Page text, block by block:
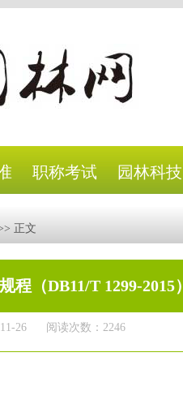
职称考试 园林科技
正文
（DB11/T 1299-2015）
26 阅读次数：2246